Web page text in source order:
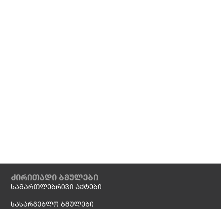
ძირითადი ბმულები
სამართლებრივი აქტები
სასარგებლო ბმულები